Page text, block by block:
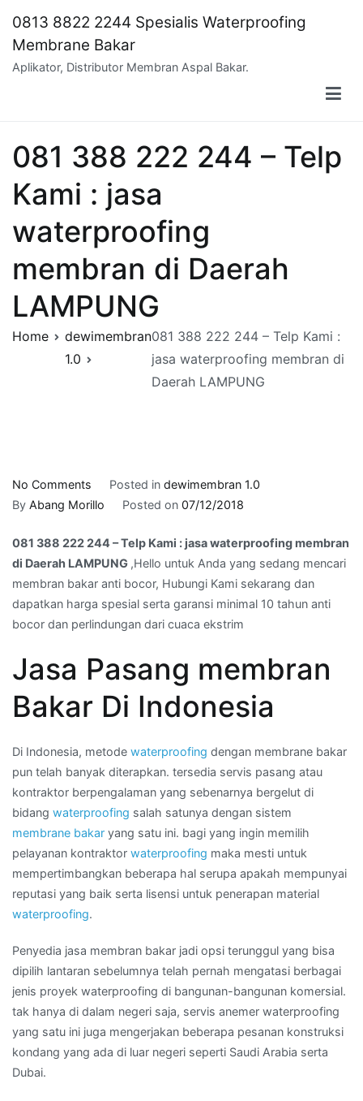
content
0813 8822 2244 Spesialis Waterproofing
Membrane Bakar
Aplikator, Distributor Membran Aspal Bakar.
081 388 222 244 – Telp
Kami : jasa
waterproofing
membran di Daerah
LAMPUNG
Home
dewimembran
1.0
081 388 222 244 – Telp Kami :
jasa waterproofing membran di
Daerah LAMPUNG
No Comments
081
222
244
–
Telp
Kami
jasa
membran
Daerah
LAMPUNG
Posted in dewimembran 1.0
By Abang Morillo Posted on 07/12/2018
081 388 222 244 – Telp Kami : jasa waterproofing membran
di Daerah LAMPUNG ,Hello untuk Anda yang sedang mencari
membran bakar anti bocor, Hubungi Kami sekarang dan
dapatkan harga spesial serta garansi minimal 10 tahun anti
bocor dan perlindungan dari cuaca ekstrim
Jasa Pasang membran
Bakar Di Indonesia
Di Indonesia, metode waterproofing dengan membrane bakar
pun telah banyak diterapkan. tersedia servis pasang atau
kontraktor berpengalaman yang sebenarnya bergelut di
bidang waterproofing salah satunya dengan sistem
membrane bakar yang satu ini. bagi yang ingin memilih
pelayanan kontraktor waterproofing maka mesti untuk
mempertimbangkan beberapa hal serupa apakah mempunyai
reputasi yang baik serta lisensi untuk penerapan material
waterproofing.
Penyedia jasa membran bakar jadi opsi terunggul yang bisa
dipilih lantaran sebelumnya telah pernah mengatasi berbagai
jenis proyek waterproofing di bangunan-bangunan komersial.
tak hanya di dalam negeri saja, servis anemer waterproofing
yang satu ini juga mengerjakan beberapa pesanan konstruksi
kondang yang ada di luar negeri seperti Saudi Arabia serta
Dubai.